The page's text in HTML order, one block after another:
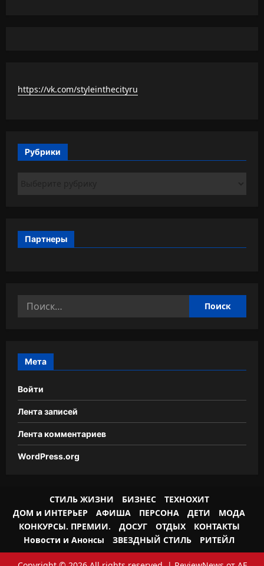
https://vk.com/styleinthecityru
Рубрики
Партнеры
Найти:
Мета
Войти
Лента записей
Лента комментариев
WordPress.org
СТИЛЬ ЖИЗНИ БИЗНЕС
ТЕХНОХИТ
ДОМ и ИНТЕРЬЕР
АФИША ПЕРСОНА ДЕТИ
МОДА
КОНКУРСЫ. ПРЕМИИ.
ДОСУГ ОТДЫХ
КОНТАКТЫ
Новости и Анонсы
ЗВЕЗДНЫЙ СТИЛЬ РИТЕЙЛ